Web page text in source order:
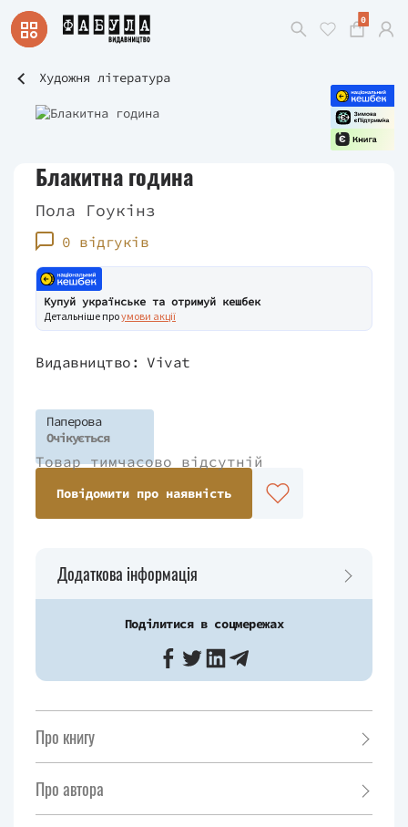
0
Художня література
Блакитна година
Пола Гоукінз
0 відгуків
Купуй українське та отримуй кешбек
Детальніше проумови акції
Видавництво: Vivat
Паперова
Очікується
Товар тимчасово відсутній
Повідомити про наявність
Додаткова інформація
Поділитися в соцмережах
Про книгу
Про автора